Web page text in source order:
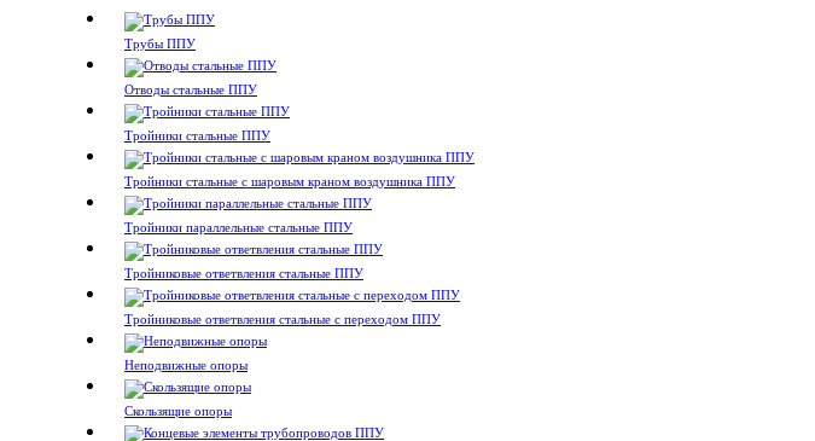
Трубы ППУ
Отводы стальные ППУ
Тройники стальные ППУ
Тройники стальные с шаровым краном воздушника ППУ
Тройники параллельные стальные ППУ
Тройниковые ответвления стальные ППУ
Тройниковые ответвления стальные с переходом ППУ
Неподвижные опоры
Скользящие опоры